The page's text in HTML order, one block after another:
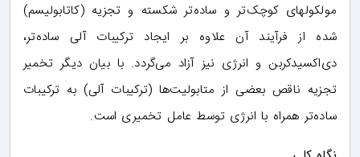
مولکولهای کوچک‌تر و ساده‌تر شکسته و تجزیه (کاتابولیسم)
شده از فرآیند آن علاوه بر ایجاد ترکیبات آلی ساده‌تر،
دی‌اکسیدکربن و انرژی نیز آزاد می‌گردد. با بیان دیگر تخمیر
تجزیه ناقص بعضی از متابولیت‌ها (ترکیبات آلی) به ترکیبات
ساده‌تر همراه با انرژی توسط عامل تخمیری است.